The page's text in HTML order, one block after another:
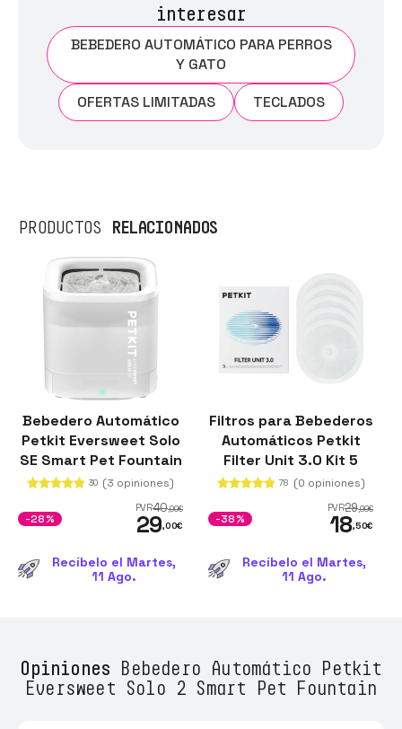
interesar
BEBEDERO AUTOMÁTICO PARA PERROS
Y GATO
OFERTAS LIMITADAS
TECLADOS
PRODUCTOS RELACIONADOS
Bebedero Automático
Petkit Eversweet Solo
SE Smart Pet Fountain
Blanco
30 (3 opiniones)
PVR40,00€
29,00€
-28%
Recíbelo el Martes,
11 Ago.
Filtros para Bebederos
Automáticos Petkit
Filter Unit 3.0 Kit 5
Unidades
78 (0 opiniones)
PVR29,99€
18,50€
-38%
Recíbelo el Martes,
11 Ago.
Opiniones Bebedero Automático Petkit
Eversweet Solo 2 Smart Pet Fountain